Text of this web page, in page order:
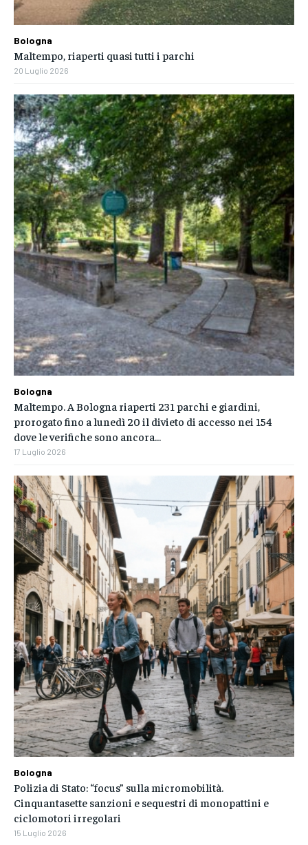
Bologna
Maltempo, riaperti quasi tutti i parchi
20 Luglio 2026
Bologna
Maltempo. A Bologna riaperti 231 parchi e giardini,
prorogato fino a lunedì 20 il divieto di accesso nei 154
dove le verifiche sono ancora...
17 Luglio 2026
Bologna
Polizia di Stato: “focus” sulla micromobilità.
Cinquantasette sanzioni e sequestri di monopattini e
ciclomotori irregolari
15 Luglio 2026